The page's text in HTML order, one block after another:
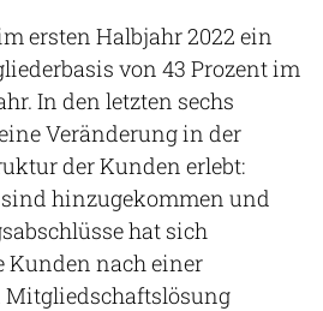
ersten Halbjahr 2022 ein
von 43 Prozent im
In den letzten sechs
Veränderung in der
der Kunden erlebt:
hinzugekommen und
hat sich
Kunden nach einer
Mitgliedschaftslösung